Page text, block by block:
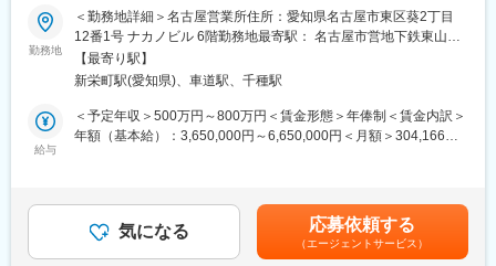
【業務内容】
■最新の学術情報の伝達：
核医学における最新の学術情報を伝達することが、同社のMRに与
えられた最大のミッションです。病院スタッフを対象にした説明
■講演会の開催：
■その他：
診断補助として使用する画像解析ツール（ソフト）の紹介・説
クターと関係構築を進めながら、患者様の1人1人に合わせた提案
を行っていただきます。
＜具体的な業務例＞
・担当する製品の提案、技術サポート（手術の立会いあり／週10
件程度）
・最新の医療関連情報の提供、医療機関へのサポート（勉強・セ
ミナーの主催など）
■担当エリア：東海（愛知・岐阜・三重）
■担当製品：人工股関節、人口膝関節など
勤務地
＜勤務地詳細＞名古屋営業所住所：愛知県名古屋市東区葵2丁目
12番1号 ナカノビル 6階勤務地最寄駅： 名古屋市営地下鉄東山線
／新栄町駅受動喫煙対策：屋内全面禁煙変更の範囲：会社の定め
る事業所
【最寄り駅】
新栄町駅(愛知県)、車道駅、千種駅
給与
＜予定年収＞500万円～800万円＜賃金形態＞年俸制＜賃金内訳＞
年額（基本給）：3,650,000円～6,650,000円＜月額＞304,166円
つつ、選考を通じて変動する可能性がある為、上記条件を約束で
きるものではありません。■インセンティブ：年間目標を個人・チ
ーム・会社の3つの軸で100％達成した場合、135万円を支給賃金
気になる 応募依頼する
（エージェントサービス）